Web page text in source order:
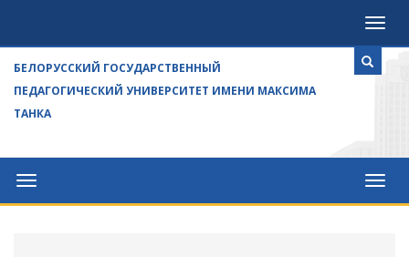
БЕЛОРУССКИЙ ГОСУДАРСТВЕННЫЙ
ПЕДАГОГИЧЕСКИЙ УНИВЕРСИТЕТ ИМЕНИ МАКСИМА
ТАНКА
Университет